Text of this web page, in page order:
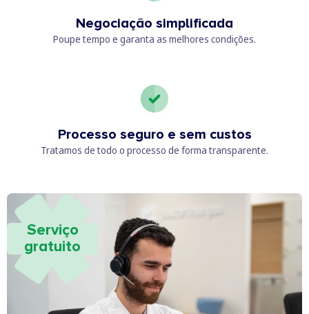
Negociação simplificada
Poupe tempo e garanta as melhores condições.
Processo seguro e sem custos
Tratamos de todo o processo de forma transparente.
Serviço
gratuito